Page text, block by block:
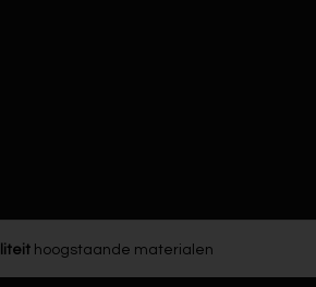
hoogstaande materialen